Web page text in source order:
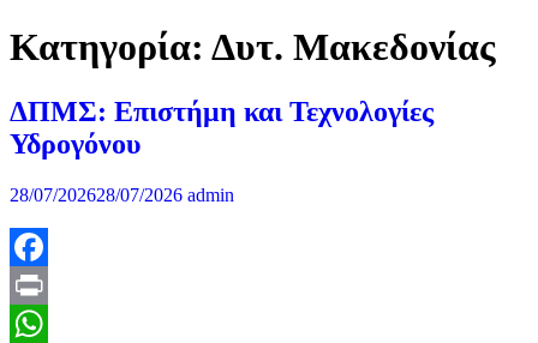
Κατηγορία: Δυτ. Μακεδονίας
ΔΠΜΣ: Επιστήμη και Τεχνολογίες
Υδρογόνου
28/07/202628/07/2026 admin
Facebook
Print